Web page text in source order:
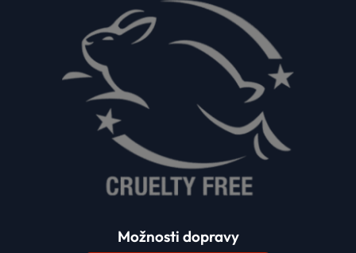
Možnosti dopravy